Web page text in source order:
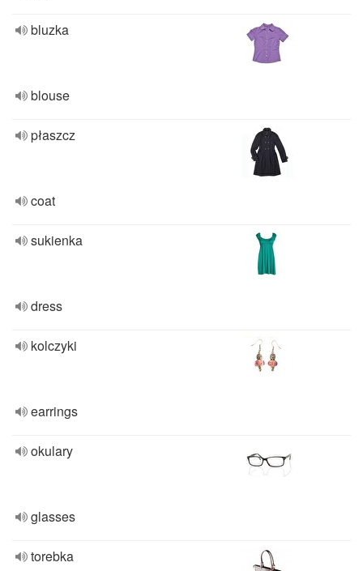
bluzka
blouse
płaszcz
coat
sukienka
dress
kolczyki
earrings
okulary
glasses
torebka